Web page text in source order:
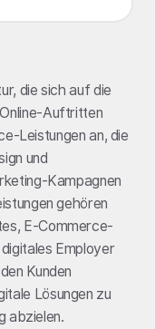
die sich auf die
Auftritten
Leistungen an, die
und
Kampagnen
gehören
E-Commerce-
Employer
Kunden
Lösungen zu
abzielen.